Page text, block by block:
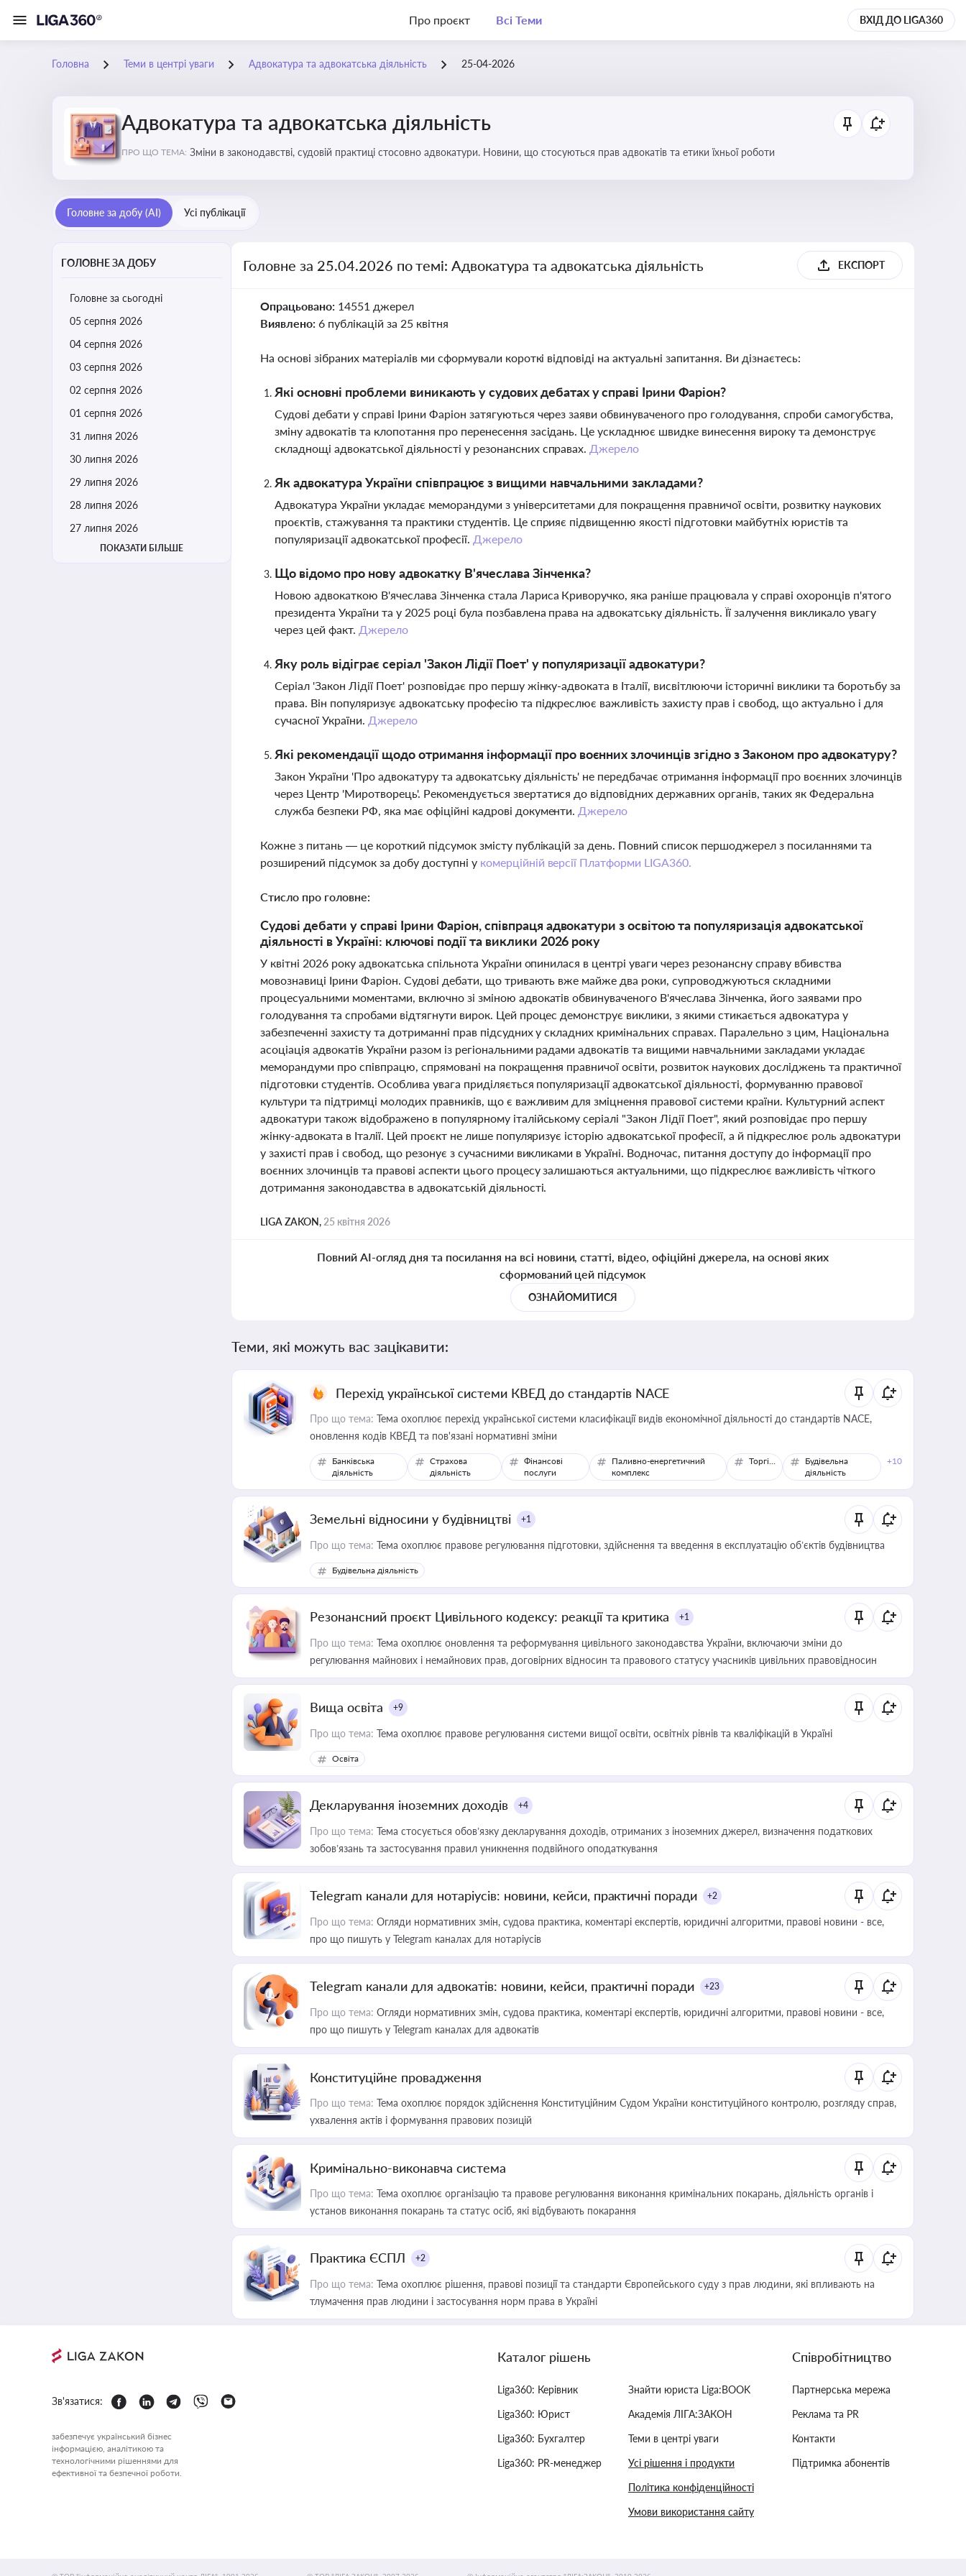
Про проєкт Всі Теми ВХІД ДО LIGA360
Головна Теми в центрі уваги Адвокатура та адвокатська діяльність 25-04-2026
Адвокатура та адвокатська діяльність
ПРО ЩО ТЕМА: Зміни в законодавстві, судовій практиці стосовно адвокатури. Новини, що стосуються прав адвокатів та етики їхньої роботи
Головне за добу (AI) Усі публікації
ГОЛОВНЕ ЗА ДОБУ
Головне за сьогодні
05 серпня 2026
04 серпня 2026
03 серпня 2026
02 серпня 2026
01 серпня 2026
31 липня 2026
30 липня 2026
29 липня 2026
28 липня 2026
27 липня 2026
ПОКАЗАТИ БІЛЬШЕ
Головне за 25.04.2026 по темі: Адвокатура та адвокатська діяльність ЕКСПОРТ
Опрацьовано: 14551 джерел
Виявлено: 6 публікацій за 25 квітня
На основі зібраних матеріалів ми сформували короткі відповіді на актуальні запитання. Ви дізнаєтесь:
Які основні проблеми виникають у судових дебатах у справі Ірини Фаріон?
Судові дебати у справі Ірини Фаріон затягуються через заяви обвинуваченого про голодування, спроби самогубства,
зміну адвокатів та клопотання про перенесення засідань. Це ускладнює швидке винесення вироку та демонструє
складнощі адвокатської діяльності у резонансних справах. Джерело
Як адвокатура України співпрацює з вищими навчальними закладами?
Адвокатура України укладає меморандуми з університетами для покращення правничої освіти, розвитку наукових
проєктів, стажування та практики студентів. Це сприяє підвищенню якості підготовки майбутніх юристів та
популяризації адвокатської професії. Джерело
Що відомо про нову адвокатку В'ячеслава Зінченка?
Новою адвокаткою В'ячеслава Зінченка стала Лариса Криворучко, яка раніше працювала у справі охоронців п'ятого
президента України та у 2025 році була позбавлена права на адвокатську діяльність. Її залучення викликало увагу
через цей факт. Джерело
Яку роль відіграє серіал 'Закон Лідії Поет' у популяризації адвокатури?
Серіал 'Закон Лідії Поет' розповідає про першу жінку-адвоката в Італії, висвітлюючи історичні виклики та боротьбу за
права. Він популяризує адвокатську професію та підкреслює важливість захисту прав і свобод, що актуально і для
сучасної України. Джерело
Які рекомендації щодо отримання інформації про воєнних злочинців згідно з Законом про адвокатуру?
Закон України 'Про адвокатуру та адвокатську діяльність' не передбачає отримання інформації про воєнних злочинців
через Центр 'Миротворець'. Рекомендується звертатися до відповідних державних органів, таких як Федеральна
служба безпеки РФ, яка має офіційні кадрові документи. Джерело
Кожне з питань — це короткий підсумок змісту публікацій за день. Повний список першоджерел з посиланнями та
розширений підсумок за добу доступні у комерційній версії Платформи LIGA360.
Стисло про головне:
Судові дебати у справі Ірини Фаріон, співпраця адвокатури з освітою та популяризація адвокатської
діяльності в Україні: ключові події та виклики 2026 року
У квітні 2026 року адвокатська спільнота України опинилася в центрі уваги через резонансну справу вбивства
мовознавиці Ірини Фаріон. Судові дебати, що тривають вже майже два роки, супроводжуються складними
процесуальними моментами, включно зі зміною адвокатів обвинуваченого В'ячеслава Зінченка, його заявами про
голодування та спробами відтягнути вирок. Цей процес демонструє виклики, з якими стикається адвокатура у
забезпеченні захисту та дотриманні прав підсудних у складних кримінальних справах. Паралельно з цим, Національна
асоціація адвокатів України разом із регіональними радами адвокатів та вищими навчальними закладами укладає
меморандуми про співпрацю, спрямовані на покращення правничої освіти, розвиток наукових досліджень та практичної
підготовки студентів. Особлива увага приділяється популяризації адвокатської діяльності, формуванню правової
культури та підтримці молодих правників, що є важливим для зміцнення правової системи країни. Культурний аспект
адвокатури також відображено в популярному італійському серіалі "Закон Лідії Поет", який розповідає про першу
жінку-адвоката в Італії. Цей проєкт не лише популяризує історію адвокатської професії, а й підкреслює роль адвокатури
у захисті прав і свобод, що резонує з сучасними викликами в Україні. Водночас, питання доступу до інформації про
воєнних злочинців та правові аспекти цього процесу залишаються актуальними, що підкреслює важливість чіткого
дотримання законодавства в адвокатській діяльності.
LIGA ZAKON, 25 квітня 2026
Повний AI-огляд дня та посилання на всі новини, статті, відео, офіційні джерела, на основі яких
сформований цей підсумок
ОЗНАЙОМИТИСЯ
Теми, які можуть вас зацікавити:
Перехід української системи КВЕД до стандартів NACE
Про що тема: Тема охоплює перехід української системи класифікації видів економічної діяльності до стандартів NACE,
оновлення кодів КВЕД та пов'язані нормативні зміни
Банківська
діяльність
Страхова
діяльність
Фінансові
послуги
Паливно-енергетичний
комплекс
Торгівля
Будівельна
діяльність
+10
Земельні відносини у будівництві +1
Про що тема: Тема охоплює правове регулювання підготовки, здійснення та введення в експлуатацію об’єктів будівництва
Будівельна діяльність
Резонансний проєкт Цивільного кодексу: реакції та критика +1
Про що тема: Тема охоплює оновлення та реформування цивільного законодавства України, включаючи зміни до
регулювання майнових і немайнових прав, договірних відносин та правового статусу учасників цивільних правовідносин
Вища освіта +9
Про що тема: Тема охоплює правове регулювання системи вищої освіти, освітніх рівнів та кваліфікацій в Україні
Освіта
Декларування іноземних доходів +4
Про що тема: Тема стосується обов’язку декларування доходів, отриманих з іноземних джерел, визначення податкових
зобов’язань та застосування правил уникнення подвійного оподаткування
Telegram канали для нотаріусів: новини, кейси, практичні поради +2
Про що тема: Огляди нормативних змін, судова практика, коментарі експертів, юридичні алгоритми, правові новини - все,
про що пишуть у Telegram каналах для нотаріусів
Telegram канали для адвокатів: новини, кейси, практичні поради +23
Про що тема: Огляди нормативних змін, судова практика, коментарі експертів, юридичні алгоритми, правові новини - все,
про що пишуть у Telegram каналах для адвокатів
Конституційне провадження
Про що тема: Тема охоплює порядок здійснення Конституційним Судом України конституційного контролю, розгляду справ,
ухвалення актів і формування правових позицій
Кримінально-виконавча система
Про що тема: Тема охоплює організацію та правове регулювання виконання кримінальних покарань, діяльність органів і
установ виконання покарань та статус осіб, які відбувають покарання
Практика ЄСПЛ +2
Про що тема: Тема охоплює рішення, правові позиції та стандарти Європейського суду з прав людини, які впливають на
тлумачення прав людини і застосування норм права в Україні
Зв'язатися:
забезпечує український бізнес
інформацією, аналітикою та
технологічними рішеннями для
ефективної та безпечної роботи.
Каталог рішень
Liga360: Керівник
Liga360: Юрист
Liga360: Бухгалтер
Liga360: PR-менеджер
Знайти юриста Liga:BOOK
Академія ЛІГА:ЗАКОН
Теми в центрі уваги
Усі рішення і продукти
Політика конфіденційності
Умови використання сайту
Співробітництво
Партнерська мережа
Реклама та PR
Контакти
Підтримка абонентів